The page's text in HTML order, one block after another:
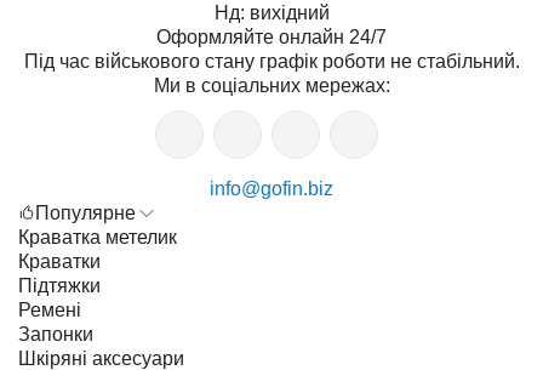
Нд: вихідний
Оформляйте онлайн 24/7
Під час військового стану графік роботи не стабільний.
Ми в соціальних мережах:
info@gofin.biz
Популярне
Краватка метелик
Краватки
Підтяжки
Ремені
Запонки
Шкіряні аксесуари